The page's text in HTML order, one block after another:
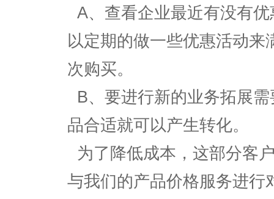
A、查看企业最近有没有
以定期的做一些优惠活动
次购买。
B、要进行新的业务拓展
品合适就可以产生转化。
为了降低成本，这部分客
与我们的产品价格服务进行